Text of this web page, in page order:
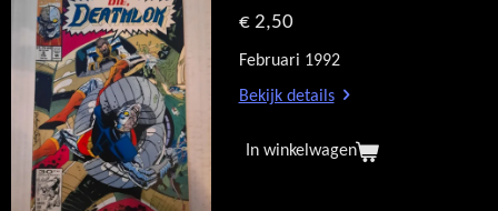
€ 2,50
Februari 1992
Bekijk details
In winkelwagen